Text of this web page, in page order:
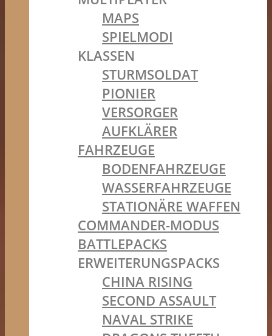
MAPS
SPIELMODI
KLASSEN
STURMSOLDAT
PIONIER
VERSORGER
AUFKLÄRER
FAHRZEUGE
BODENFAHRZEUGE
WASSERFAHRZEUGE
STATIONÄRE WAFFEN
COMMANDER-MODUS
BATTLEPACKS
ERWEITERUNGSPACKS
CHINA RISING
SECOND ASSAULT
NAVAL STRIKE